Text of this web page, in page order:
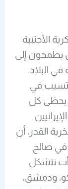
الأجنبية
يطمحون إلى
في البلاد.
في
يحظى كل
القدر، أن
في صالح
تتشكل
ودمشق،